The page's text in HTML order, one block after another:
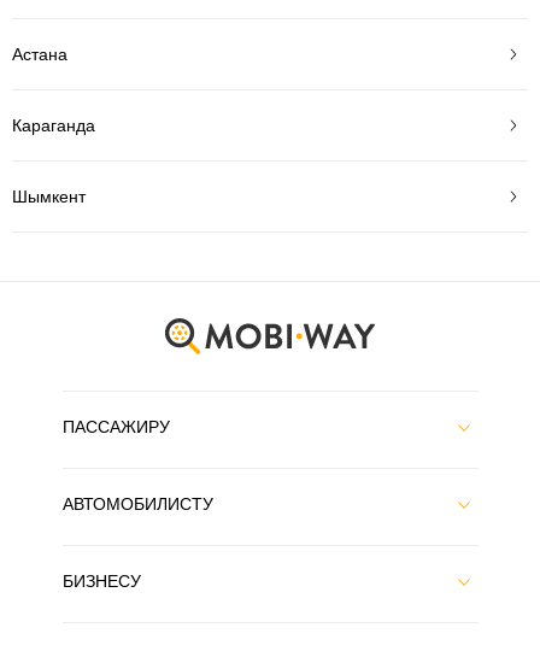
Астана
Караганда
Шымкент
ПАССАЖИРУ
АВТОМОБИЛИСТУ
БИЗНЕСУ